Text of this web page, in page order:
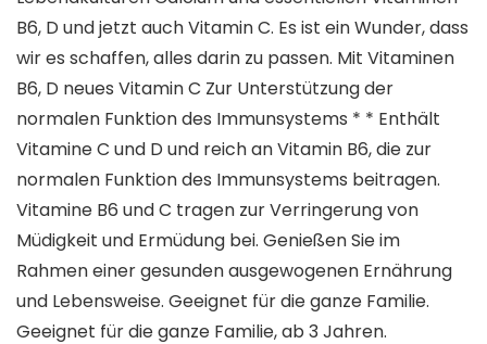
B6, D und jetzt auch Vitamin C. Es ist ein Wunder, dass
wir es schaffen, alles darin zu passen. Mit Vitaminen
B6, D neues Vitamin C Zur Unterstützung der
normalen Funktion des Immunsystems * * Enthält
Vitamine C und D und reich an Vitamin B6, die zur
normalen Funktion des Immunsystems beitragen.
Vitamine B6 und C tragen zur Verringerung von
Müdigkeit und Ermüdung bei. Genießen Sie im
Rahmen einer gesunden ausgewogenen Ernährung
und Lebensweise. Geeignet für die ganze Familie.
Geeignet für die ganze Familie, ab 3 Jahren.